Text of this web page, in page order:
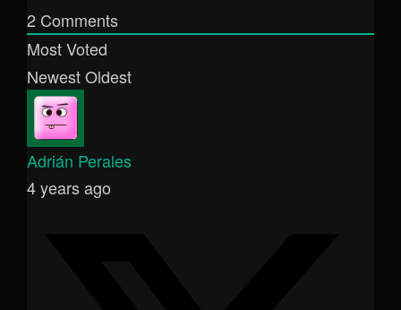
2 Comments
Most Voted
NewestOldest
Adrián Perales
4 years ago